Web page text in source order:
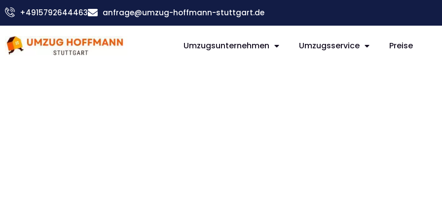
Zum
Inhalt
+4915792644463 anfrage@umzug-hoffmann-stuttgart.de
Umzugsunternehmen Umzugsservice Preise